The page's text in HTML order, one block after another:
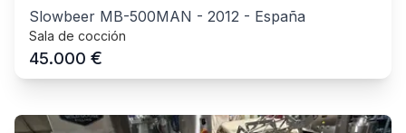
Slowbeer MB-500MAN - 2012 - España
Sala de cocción
45.000 €